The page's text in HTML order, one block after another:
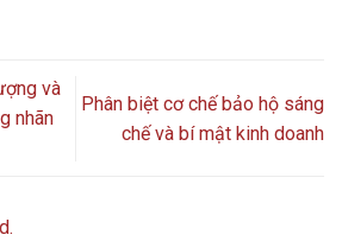
và
nhãn
Phân biệt cơ chế bảo hộ sáng
chế và bí mật kinh doanh